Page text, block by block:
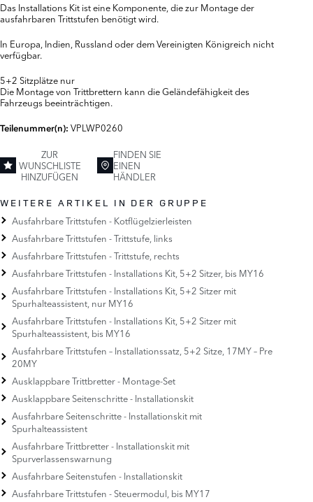
Das Installations Kit ist eine Komponente, die zur Montage der
ausfahrbaren Trittstufen benötigt wird.
In Europa, Indien, Russland oder dem Vereinigten Königreich nicht
verfügbar.
5+2 Sitzplätze nur
Die Montage von Trittbrettern kann die Geländefähigkeit des
Fahrzeugs beeinträchtigen.
Teilenummer(n): VPLWP0260
ZUR
WUNSCHLISTE
HINZUFÜGEN
FINDEN SIE
EINEN
HÄNDLER
WEITERE ARTIKEL IN DER GRUPPE
Ausfahrbare Trittstufen - Kotflügelzierleisten
Ausfahrbare Trittstufen - Trittstufe, links
Ausfahrbare Trittstufen - Trittstufe, rechts
Ausfahrbare Trittstufen - Installations Kit, 5+2 Sitzer, bis MY16
Ausfahrbare Trittstufen - Installations Kit, 5+2 Sitzer mit
Spurhalteassistent, nur MY16
Ausfahrbare Trittstufen - Installations Kit, 5+2 Sitzer mit
Spurhalteassistent, bis MY16
Ausfahrbare Trittstufen – Installationssatz, 5+2 Sitze, 17MY – Pre
20MY
Ausklappbare Trittbretter - Montage-Set
Ausklappbare Seitenschritte - Installationskit
Ausfahrbare Seitenschritte - Installationskit mit
Spurhalteassistent
Ausfahrbare Trittbretter - Installationskit mit
Spurverlassenswarnung
Ausfahrbare Seitenstufen - Installationskit
Ausfahrbare Trittstufen - Steuermodul, bis MY17